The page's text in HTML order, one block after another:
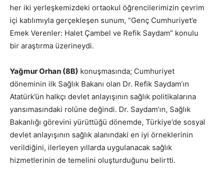
her iki yerleşkemizdeki ortaokul öğrencilerimizin çevrim
içi katılımıyla gerçekleşen sunum, “Genç Cumhuriyet’e
Emek Verenler: Halet Çambel ve Refik Saydam” konulu
bir araştırma üzerineydi.
Yağmur Orhan (8B) konuşmasında; Cumhuriyet
döneminin ilk Sağlık Bakanı olan Dr. Refik Saydam’ın
Atatürk’ün halkçı devlet anlayışının sağlık politikalarına
yansımasındaki rolüne değindi. Dr. Saydam’ın, Sağlık
Bakanlığı görevini yürüttüğü dönemde, Türkiye’de sosyal
devlet anlayışının sağlık alanındaki en iyi örneklerinin
verildiğini, ilerleyen yıllarda uygulanacak sağlık
hizmetlerinin de temelini oluşturduğunu belirtti.